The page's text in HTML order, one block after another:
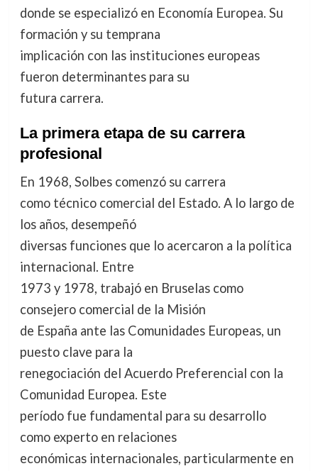
donde se especializó en Economía Europea. Su
formación y su temprana
implicación con las instituciones europeas
fueron determinantes para su
futura carrera.
La primera etapa de su carrera
profesional
En 1968, Solbes comenzó su carrera
como técnico comercial del Estado. A lo largo de
los años, desempeñó
diversas funciones que lo acercaron a la política
internacional. Entre
1973 y 1978, trabajó en Bruselas como
consejero comercial de la Misión
de España ante las Comunidades Europeas, un
puesto clave para la
renegociación del Acuerdo Preferencial con la
Comunidad Europea. Este
período fue fundamental para su desarrollo
como experto en relaciones
económicas internacionales, particularmente en